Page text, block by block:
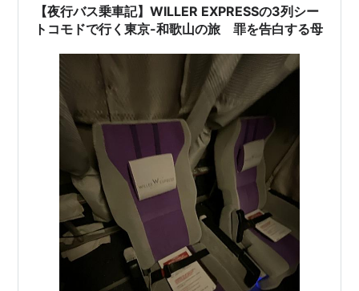
Willer史上「最強」を謳っているようです。 travel.wille…
【夜行バス乗車記】WILLER EXPRESSの3列シー
トコモドで行く東京-和歌山の旅 罪を告白する母